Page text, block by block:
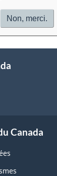
Non, merci.
Canada